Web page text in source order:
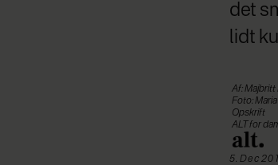
det
lidt
Af: Majbritt
Foto:
Opskrift
ALT for
5. Dec